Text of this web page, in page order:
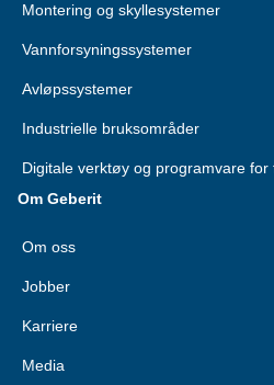
Montering og skyllesystemer
Vannforsyningssystemer
Avløpssystemer
Industrielle bruksområder
Digitale verktøy og programvare for
Om Geberit
Om oss
Jobber
Karriere
Media